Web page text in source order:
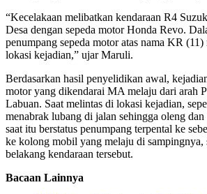
“Kecelakaan melibatkan kendaraan R4
Desa dengan sepeda motor Honda Revo.
penumpang sepeda motor atas nama KR
lokasi kejadian,” ujar Maruli.
Berdasarkan hasil penyelidikan awal,
motor yang dikendarai MA melaju dari arah
Labuan. Saat melintas di lokasi kejadian,
menabrak lubang di jalan sehingga oleng
saat itu berstatus penumpang terpental ke
ke kolong mobil yang melaju di sampingnya,
belakang kendaraan tersebut.
Bacaan Lainnya